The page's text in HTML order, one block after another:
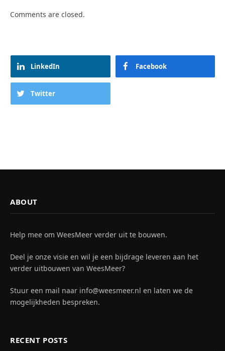
Comments are closed.
LinkedIn Facebook
Twitter
ABOUT
Help mee om WeesMeer verder uit te bouwen.
Deel je onze visie en wil je een bijdrage leveren aan het
verder uitbouwen van WeesMeer?
Stuur een mail naar info@weesmeer.nl en laten we de
mogelijkheden bespreken.
RECENT POSTS